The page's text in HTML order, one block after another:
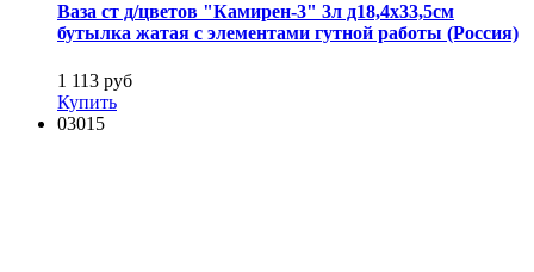
Ваза ст д/цветов "Камирен-3" 3л д18,4х33,5см
бутылка жатая с элементами гутной работы (Россия)
1 113 руб
Купить
03015